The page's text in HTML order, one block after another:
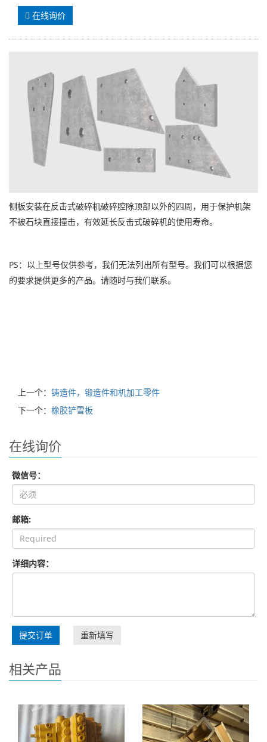
在线询价
侧板安装在反击式破碎机破碎腔除顶部以外的四周，用于保护机架
不被石块直接撞击，有效延长反击式破碎机的使用寿命。
PS：以上型号仅供参考，我们无法列出所有型号。我们可以根据您
的要求提供更多的产品。请随时与我们联系。
上一个： 铸造件，锻造件和机加工零件
下一个： 橡胶铲雪板
在线询价
微信号：
邮箱:
详细内容：
提交订单 重新填写
相关产品